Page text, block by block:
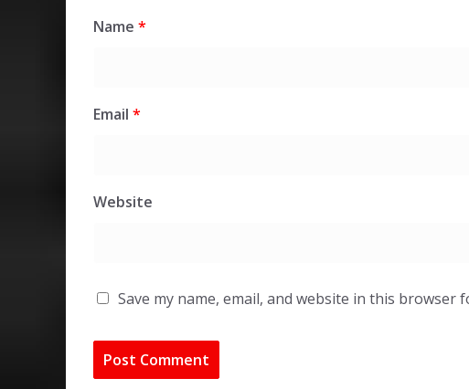
Name *
Email *
Website
Save my name, email, and website in this browser